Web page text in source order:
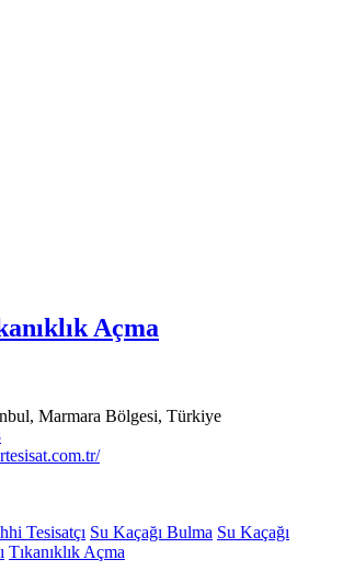
Açma
Marmara Bölgesi, Türkiye
Tesisatçı Su Kaçağı Bulma Su Kaçağı
Tıkanıklık Açma